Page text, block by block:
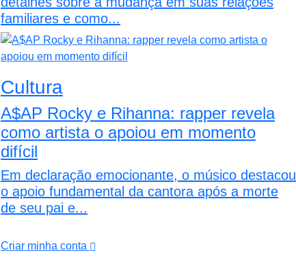
familiares e como...
Cultura
A$AP Rocky e Rihanna: rapper revela
como artista o apoiou em momento
difícil
Em declaração emocionante, o músico destacou
o apoio fundamental da cantora após a morte
de seu pai e...
Criar minha conta